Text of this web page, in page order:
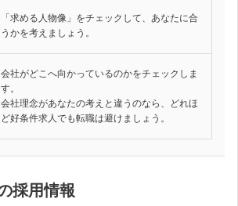
「求める人物像」をチェックして、あなたに合
うかを考えましょう。
会社がどこへ向かっているのかをチェックしま
す。
会社理念があなたの考えと違うのなら、どれほ
ど好条件求人でも転職は避けましょう。
採用情報